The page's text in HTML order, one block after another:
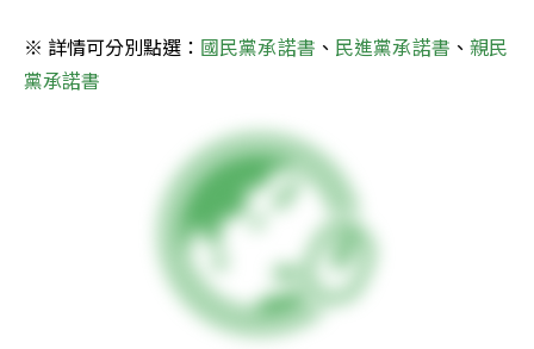
※ 詳情可分別點選： 國民黨承諾書 、 民進黨承諾書 、 親民
黨承諾書